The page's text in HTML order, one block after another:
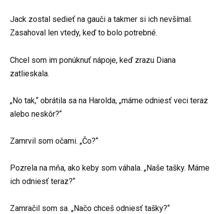
Jack zostal sedieť na gauči a takmer si ich nevšímal.
Zasahoval len vtedy, keď to bolo potrebné.
Chcel som im ponúknuť nápoje, keď zrazu Diana
zatlieskala.
„No tak,“ obrátila sa na Harolda, „máme odniesť veci teraz
alebo neskôr?“
Zamrvil som očami. „Čo?“
Pozrela na mňa, ako keby som váhala. „Naše tašky. Máme
ich odniesť teraz?“
Zamračil som sa. „Načo chceš odniesť tašky?“